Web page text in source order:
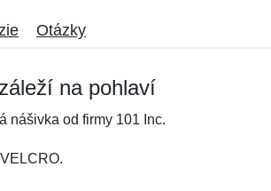
Otázky
na pohlaví
nášivka od firmy 101 Inc.